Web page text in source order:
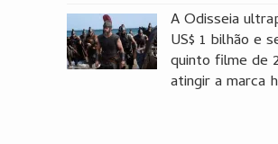
A Odisseia
US$ 1 bilhão e
quinto filme de
atingir a marca